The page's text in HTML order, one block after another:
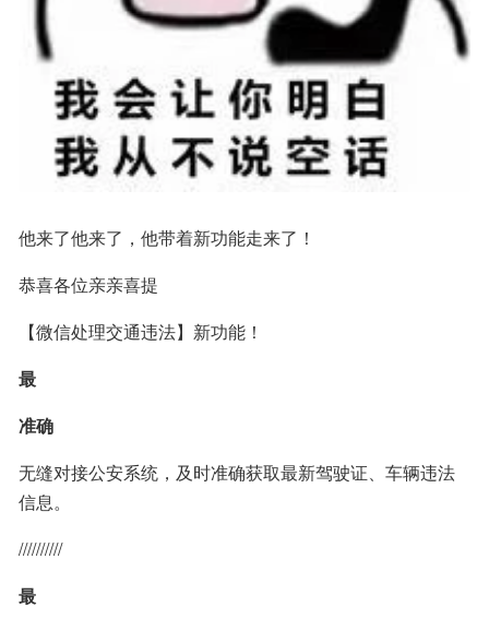
他来了他来了，他带着新功能走来了！
恭喜各位亲亲喜提
【微信处理交通违法】新功能！
最
准确
无缝对接公安系统，及时准确获取最新驾驶证、车辆违法
信息。
//////////
最